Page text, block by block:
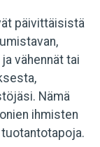
päivittäisistä
vähennät tai
Nämä
ihmisten